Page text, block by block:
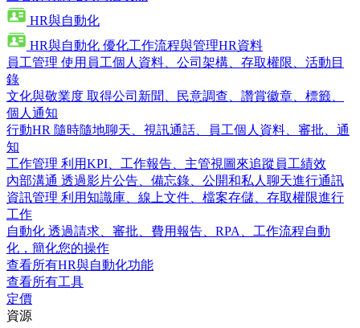
HR與自動化
HR與自動化 優化工作流程與管理HR資料
員工管理 使用員工個人資料、公司架構、存取權限、活動目
錄
文化與敬業度 取得公司新聞、民意調查、讚賞徽章、標籤、
個人通知
行動HR 隨時隨地聊天、視訊通話、員工個人資料、審批、通
知
工作管理 利用KPI、工作報告、主管視圖來追蹤員工績效
內部溝通 透過影片公告、備忘錄、公開和私人聊天進行通訊
資訊管理 利用知識庫、線上文件、檔案存儲、存取權限進行
工作
自動化 透過請求、審批、費用報告、RPA、工作流程自動
化，簡化您的操作
查看所有HR與自動化功能
查看所有工具
定價
資源